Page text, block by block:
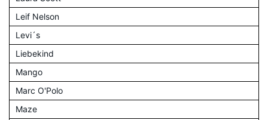
Leif Nelson
Levi´s
Liebekind
Mango
Marc O'Polo
Maze